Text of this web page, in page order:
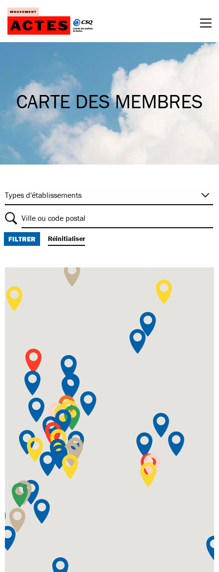
Passer
contenu
CARTE DES MEMBRES
FILTRER Réinitialiser